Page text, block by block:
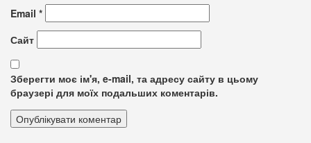
Email *
Сайт
Зберегти моє ім'я, e-mail, та адресу сайту в цьому
браузері для моїх подальших коментарів.